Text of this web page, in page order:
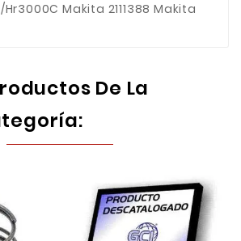
Hr3000C Makita 2111388 Makita
De La